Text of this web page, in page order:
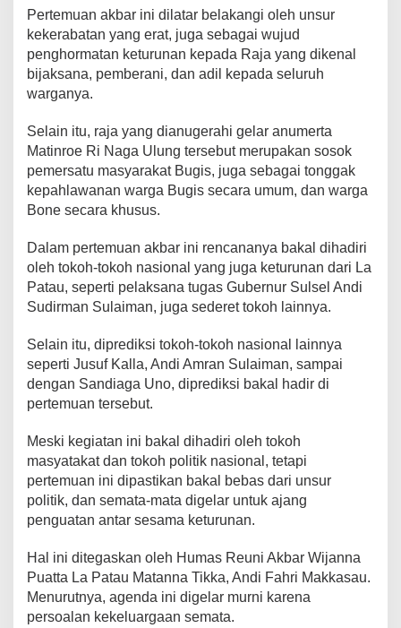
a
n
n
a
T
a
"
B
a
G
e
l
a
r
e
r
t
a
n
A
b
a
Pertemuan akbar ini dilatar belakangi oleh unsur
kekerabatan yang erat, juga sebagai wujud
penghormatan keturunan kepada Raja yang dikenal
bijaksana, pemberani, dan adil kepada seluruh
warganya.
Selain itu, raja yang dianugerahi gelar anumerta
Matinroe Ri Naga Ulung tersebut merupakan sosok
pemersatu masyarakat Bugis, juga sebagai tonggak
kepahlawanan warga Bugis secara umum, dan warga
Bone secara khusus.
Dalam pertemuan akbar ini rencananya bakal dihadiri
oleh tokoh-tokoh nasional yang juga keturunan dari La
Patau, seperti pelaksana tugas Gubernur Sulsel Andi
Sudirman Sulaiman, juga sederet tokoh lainnya.
Selain itu, diprediksi tokoh-tokoh nasional lainnya
seperti Jusuf Kalla, Andi Amran Sulaiman, sampai
dengan Sandiaga Uno, diprediksi bakal hadir di
pertemuan tersebut.
Meski kegiatan ini bakal dihadiri oleh tokoh
masyatakat dan tokoh politik nasional, tetapi
pertemuan ini dipastikan bakal bebas dari unsur
politik, dan semata-mata digelar untuk ajang
penguatan antar sesama keturunan.
Hal ini ditegaskan oleh Humas Reuni Akbar Wijanna
Puatta La Patau Matanna Tikka, Andi Fahri Makkasau.
Menurutnya, agenda ini digelar murni karena
persoalan kekeluargaan semata.